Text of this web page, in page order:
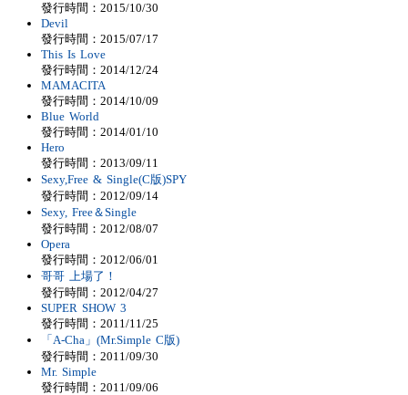
發行時間：2015/10/30
Devil
發行時間：2015/07/17
This Is Love
發行時間：2014/12/24
MAMACITA
發行時間：2014/10/09
Blue World
發行時間：2014/01/10
Hero
發行時間：2013/09/11
Sexy,Free & Single(C版)SPY
發行時間：2012/09/14
Sexy, Free＆Single
發行時間：2012/08/07
Opera
發行時間：2012/06/01
哥哥 上場了！
發行時間：2012/04/27
SUPER SHOW 3
發行時間：2011/11/25
「A-Cha」(Mr.Simple C版)
發行時間：2011/09/30
Mr. Simple
發行時間：2011/09/06